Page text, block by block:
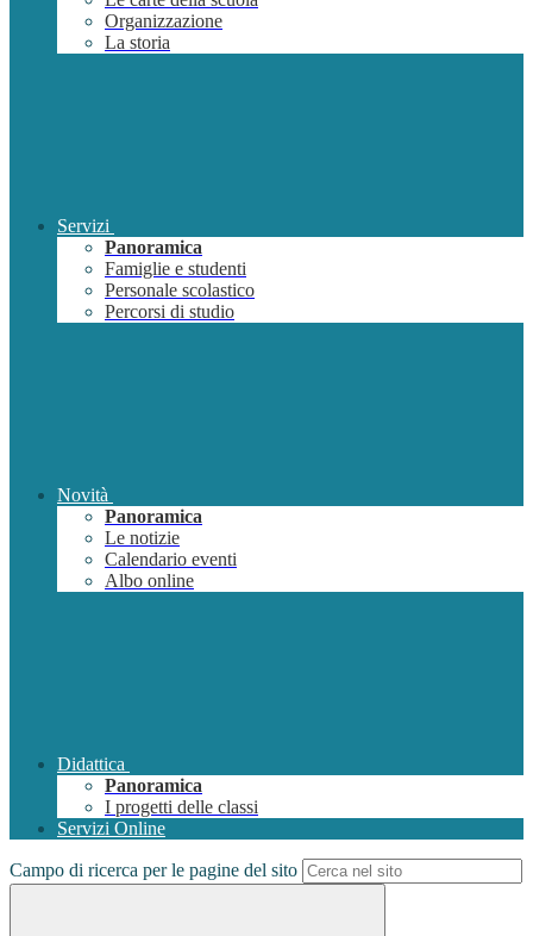
Organizzazione
La storia
Servizi
Panoramica
Famiglie e studenti
Personale scolastico
Percorsi di studio
Novità
Panoramica
Le notizie
Calendario eventi
Albo online
Didattica
Panoramica
I progetti delle classi
Servizi Online
Campo di ricerca per le pagine del sito